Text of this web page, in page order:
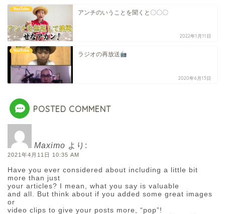
YouTube
アンチのいうことを聞くと〇〇〇
2022年1月11日
YouTube
ラジオの再放送
2020年6月13日
POSTED COMMENT
Maximo より:
2021年4月11日 10:35 AM
Have you ever considered about including a little bit
more than just
your articles? I mean, what you say is valuable
and all. But think about if you added some great images
or
video clips to give your posts more, “pop”!